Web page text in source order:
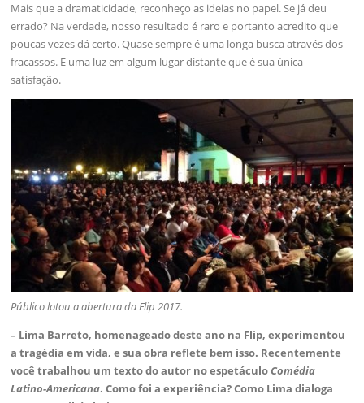
Mais que a dramaticidade, reconheço as ideias no papel. Se já deu
errado? Na verdade, nosso resultado é raro e portanto acredito que
poucas vezes dá certo. Quase sempre é uma longa busca através dos
fracassos. E uma luz em algum lugar distante que é sua única
satisfação.
Público lotou a abertura da Flip 2017.
– Lima Barreto, homenageado deste ano na Flip, experimentou
a tragédia em vida, e sua obra reflete bem isso. Recentemente
você trabalhou um texto do autor no espetáculoComédia
Latino-Americana. Como foi a experiência? Como Lima dialoga